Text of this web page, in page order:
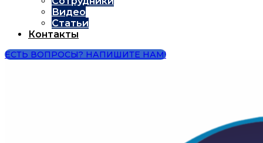
Видео
Статьи
Контакты
ЕСТЬ ВОПРОСЫ? НАПИШИТЕ НАМ!